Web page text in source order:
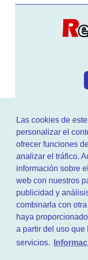
Las cookies de
personalizar el
ofrecer funciones
analizar el tráfico.
información sobre
web con nuestros
publicidad y
combinarla con
haya
a partir del uso que
servicios.
En
larenovación
actualidad
Ademas tenemos
¿Quienes
Quieres saber
nuestrasección
aviso legal
.
nadie.